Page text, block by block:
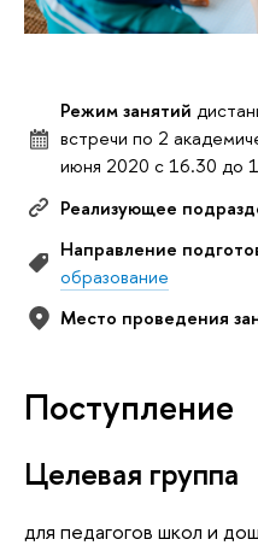
Режим занятий
встречи по 2
июня 2020 с 16.30 до
Реализующее
Направление
образование
Место проведения
Поступление
Целевая группа
для педагогов школ и